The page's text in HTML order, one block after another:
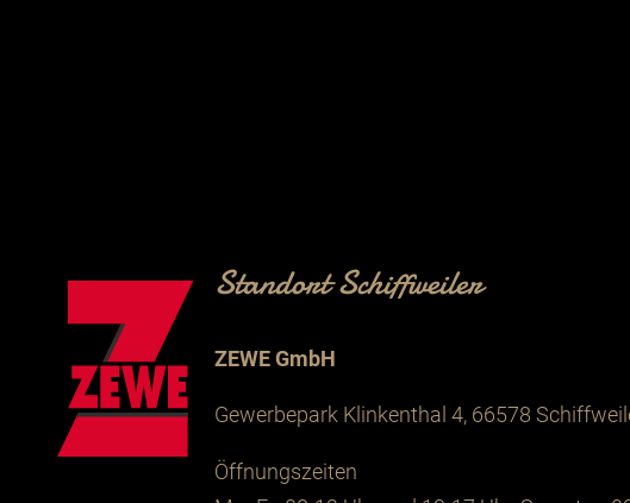
Standort Schiffweiler
ZEWE GmbH
Gewerbepark Klinkenthal 4, 66578
Öffnungszeiten